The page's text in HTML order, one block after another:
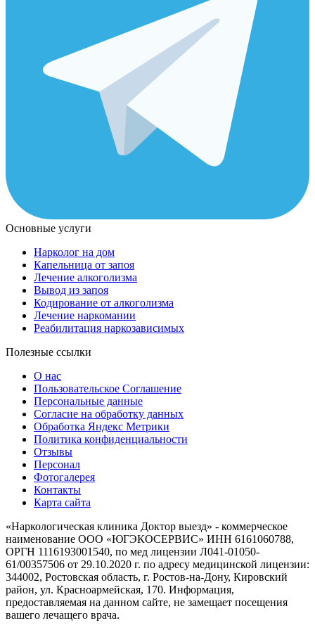
Основные услуги
Нарколог на дом
Капельница от запоя
Лечение алкоголизма
Вывод из запоя
Кодирование от алкоголизма
Лечение наркомании
Реабилитация наркозависимых
Полезные ссылки
О нас
Пользовательское Соглашение
Персональные данные
Согласие на обработку данных
Обработка Яндекс Метрики
Политика конфиденциальности
Отзывы
Персонал
Фотогалерея
Контакты
Карта сайта
«Наркологическая клиника Доктор выезд» - коммерческое
наименование ООО «ЮГЭКОСЕРВИС» ИНН 6161060788,
ОРГН 1116193001540, по мед лицензии Л041-01050-
61/00357506 от 29.10.2020 г. по адресу медицинской лицензии:
344002, Ростовская область, г. Ростов-на-Дону, Кировский
район, ул. Красноармейская, 170. Информация,
предоставляемая на данном сайте, не замещает посещения
вашего лечащего врача.